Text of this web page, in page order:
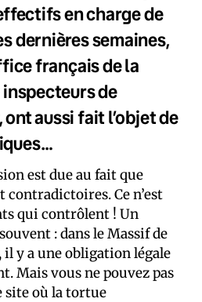
en charge de
dernières semaines,
français de la
de
aussi fait l’objet de
est due au fait que
contradictoires. Ce n’est
qui contrôlent ! Un
: dans le Massif de
il y a une obligation légale
Mais vous ne pouvez pas
site où la tortue